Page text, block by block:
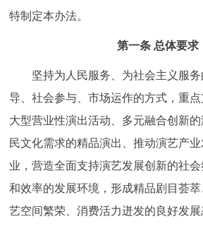
DEUTSCH
ITALIANO
特制定本办法。
第一条 总体要求
坚持为人民服务、为社会主义服务
导、社会参与、市场运作的方式，重
大型营业性演出活动、多元融合创新
民文化需求的精品演出、推动演艺产
业，营造全面支持演艺发展创新的社
和效率的发展环境，形成精品剧目荟
艺空间繁荣、消费活力迸发的良好发